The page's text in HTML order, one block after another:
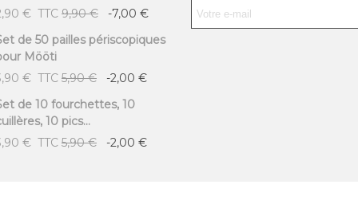
€ TTC 9,90 €
-7,00 €
de 50 pailles périscopiques
Mööti
€ TTC 5,90 €
-2,00 €
de 10 fourchettes, 10
10 pics...
€ TTC 5,90 € -2,00 €